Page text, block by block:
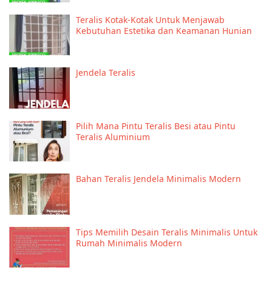
Teralis Kotak-Kotak Untuk Menjawab
Kebutuhan Estetika dan Keamanan Hunian
Jendela Teralis
Pilih Mana Pintu Teralis Besi atau Pintu
Teralis Aluminium
Bahan Teralis Jendela Minimalis Modern
Tips Memilih Desain Teralis Minimalis Untuk
Rumah Minimalis Modern